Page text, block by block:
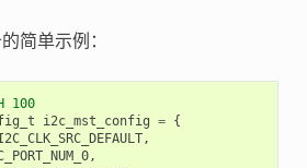
简单示例：
100
i2c_mst_config = {
,
,